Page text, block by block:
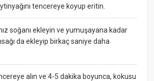
tencereye koyup eritin.
soğanı ekleyin ve yumuşayana kadar
da ekleyip birkaç saniye daha
alın ve 4-5 dakika boyunca, kokusu